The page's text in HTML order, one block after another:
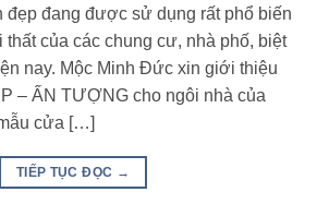
đẹp đang được sử dụng rất phổ biến
thất của các chung cư, nhà phố, biệt
nay. Mộc Minh Đức xin giới thiệu
– ẤN TƯỢNG cho ngôi nhà của
cửa […]
TIẾP TỤC ĐỌC →